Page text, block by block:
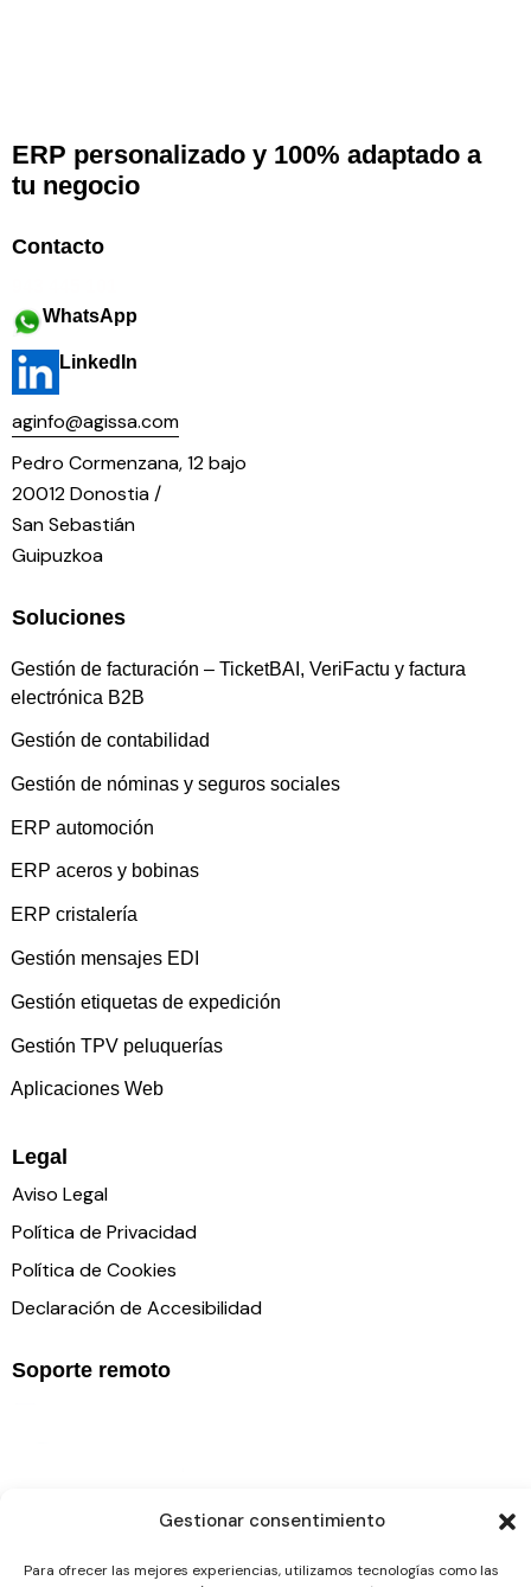
Gestionar consentimiento
Para ofrecer las mejores experiencias, utilizamos tecnologías como las
ERP personalizado y 100% adaptado a
tu negocio
Contacto
WhatsApp
LinkedIn
aginfo@agissa.com
Pedro Cormenzana, 12 bajo
20012 Donostia /
San Sebastián
Guipuzkoa
Soluciones
Gestión de facturación – TicketBAI, VeriFactu y factura
electrónica B2B
Gestión de contabilidad
Gestión de nóminas y seguros sociales
ERP automoción
ERP aceros y bobinas
ERP cristalería
Gestión mensajes EDI
Gestión etiquetas de expedición
Gestión TPV peluquerías
Aplicaciones Web
Legal
Aviso Legal
Política de Privacidad
Política de Cookies
Declaración de Accesibilidad
Soporte remoto